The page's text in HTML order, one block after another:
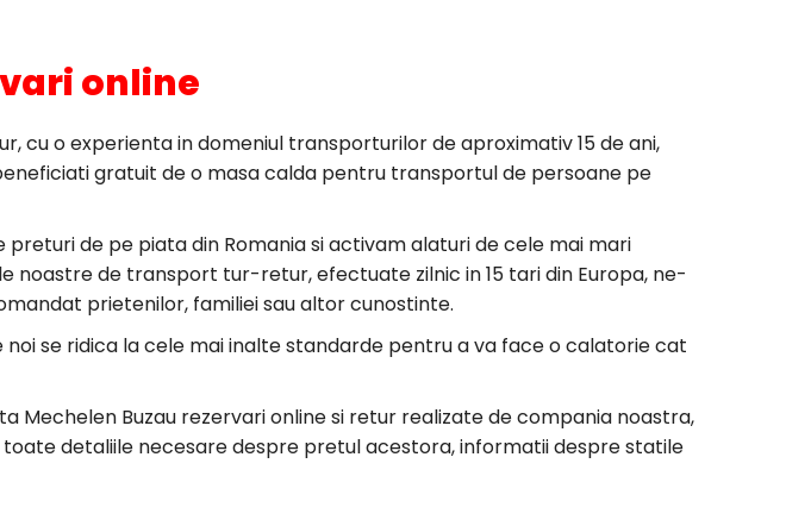
online
cu o experienta in domeniul transporturilor de aproximativ 15 de ani,
gratuit de o masa calda pentru transportul de persoane pe
de pe piata din Romania si activam alaturi de cele mai mari
noastre de transport tur-retur, efectuate zilnic in 15 tari din Europa, ne-
prietenilor, familiei sau altor cunostinte.
se ridica la cele mai inalte standarde pentru a va face o calatorie cat
Buzau rezervari online si retur realizate de compania noastra,
detaliile necesare despre pretul acestora, informatii despre statile